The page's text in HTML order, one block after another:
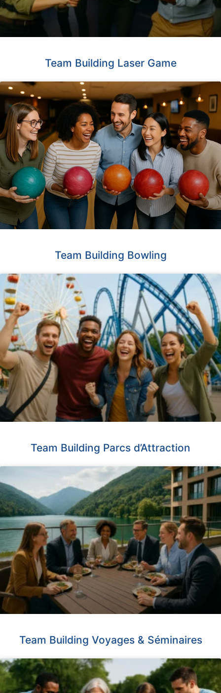
Team Building Laser Game
Team Building Bowling
Team Building Parcs d’Attraction
Team Building Voyages & Séminaires